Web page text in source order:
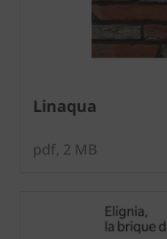
Linaqua
pdf, 2 MB